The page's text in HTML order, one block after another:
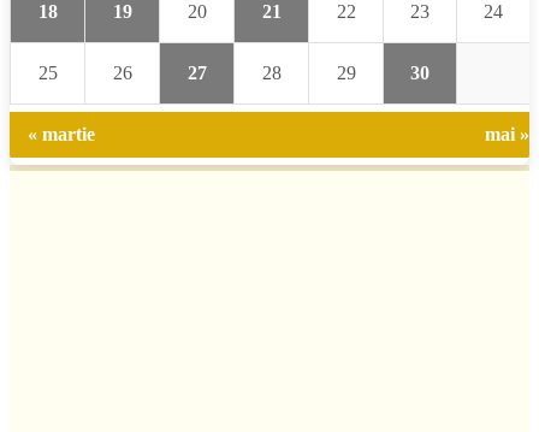
18 19 20 21 22 23 24
25 26 27 28 29 30
« martie mai »